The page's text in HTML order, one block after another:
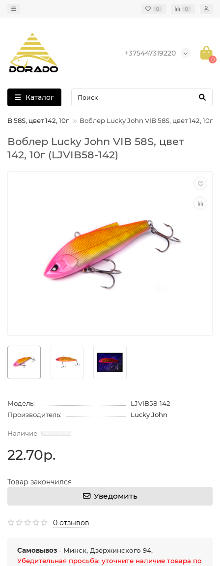
0 0
+375447319220
0
Каталог
58S, цвет 142, 10г Воблер Lucky John VIB 58S, цвет 142, 10г
Воблер Lucky John VIB 58S, цвет
142, 10г (LJVIB58-142)
Модель:
LJVIB58-142
Производитель:
Lucky John
22.70р.
Товар закончился
Уведомить
0 отзывов
Самовывоз - Минск, Дзержинского 94.
Убедительная просьба: уточните наличие товара по